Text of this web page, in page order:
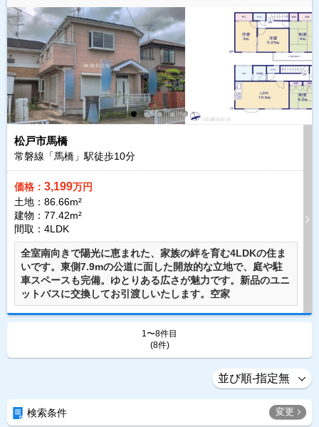
松戸市馬橋
常磐線「馬橋」駅徒歩10分
価格： 3,199万円
土地：86.66m²
建物：77.42m²
間取：4LDK
全室南向きで陽光に恵まれた、家族の絆を育む4LDKの住ま
いです。東側7.9mの公道に面した開放的な立地で、庭や駐
車スペースも完備。ゆとりある広さが魅力です。新品のユニ
ットバスに交換してお引渡しいたします。空家
1〜8件目
(8件)
検索条件 変更